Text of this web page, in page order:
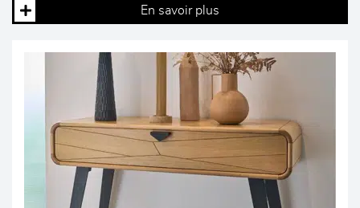
En savoir plus